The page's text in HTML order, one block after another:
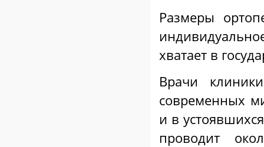
Размеры
хватает в
Врачи
современных
и в
проводит